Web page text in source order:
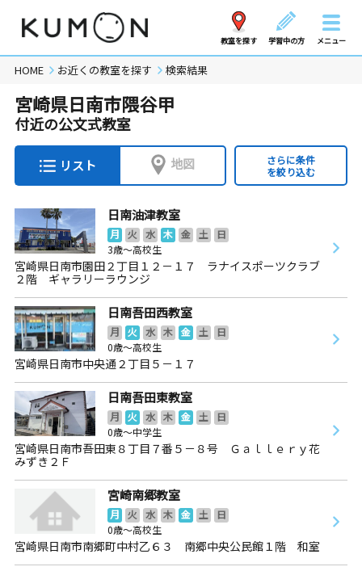
教室を探す 学習中の方 メニュー
HOME お近くの教室を探す 検索結果
宮崎県日南市隈谷甲
付近の公文式教室
リスト 地図
さらに条件
を絞り込む
日南油津教室
月 火 水 木 金 土
日
3歳～高校生
宮崎県日南市園田２丁目１２－１７ ラナイスポーツクラブ
２階 ギャラリーラウンジ
日南吾田西教室
月 火 水 木 金 土
日
0歳～高校生
宮崎県日南市中央通２丁目５－１７
日南吾田東教室
月 火 水 木 金 土
日
0歳～中学生
宮崎県日南市吾田東８丁目７番５－８号 Ｇａｌｌｅｒｙ花
みずき２Ｆ
宮崎南郷教室
月 火 水 木 金 土
日
0歳～高校生
宮崎県日南市南郷町中村乙６３ 南郷中央公民館１階 和室